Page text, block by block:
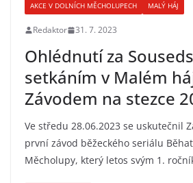
AKCE V DOLNÍCH MĚCHOLUPECH MALÝ HÁJ
Redaktor 31. 7. 2023
Ohlédnutí za
setkáním v Malém
Závodem na stezce
Ve středu 28.06.2023 se uskutečnil
první závod běžeckého seriálu
Měcholupy, který letos svým 1.